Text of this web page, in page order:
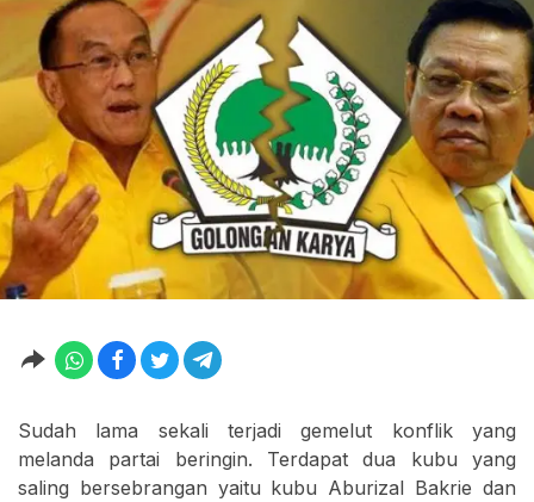
Sudah lama sekali terjadi gemelut konflik yang
melanda partai beringin. Terdapat dua kubu yang
saling bersebrangan yaitu kubu Aburizal Bakrie dan